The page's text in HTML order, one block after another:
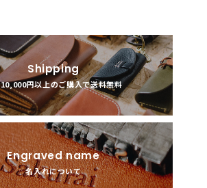
Shipping
円以上のご購入で送料無料
Engraved name
名入れについて